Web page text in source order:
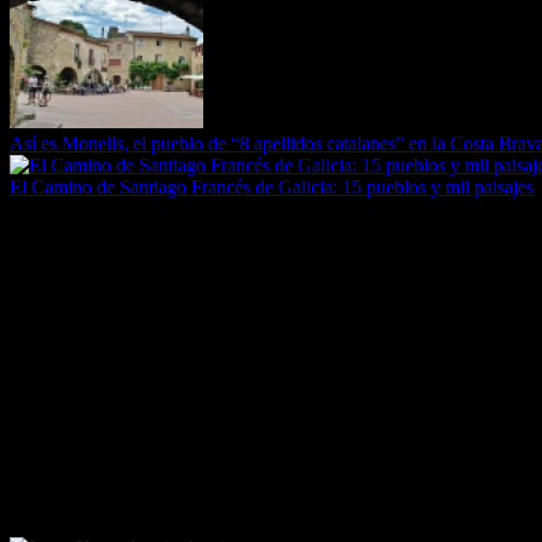
Así es Monells, el pueblo de “8 apellidos catalanes” en la Costa
El Camino de Santiago Francés de Galicia: 15 pueblos y mil paisajes